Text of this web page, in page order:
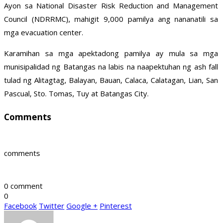
Ayon sa National Disaster Risk Reduction and Management
Council (NDRRMC), mahigit 9,000 pamilya ang nananatili sa
mga evacuation center.
Karamihan sa mga apektadong pamilya ay mula sa mga
munisipalidad ng Batangas na labis na naapektuhan ng ash fall
tulad ng Alitagtag, Balayan, Bauan, Calaca, Calatagan, Lian, San
Pascual, Sto. Tomas, Tuy at Batangas City.
Comments
comments
0 comment
0
Facebook Twitter Google + Pinterest